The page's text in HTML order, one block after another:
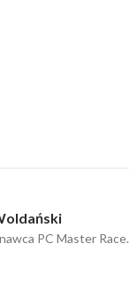
PC Master Race.